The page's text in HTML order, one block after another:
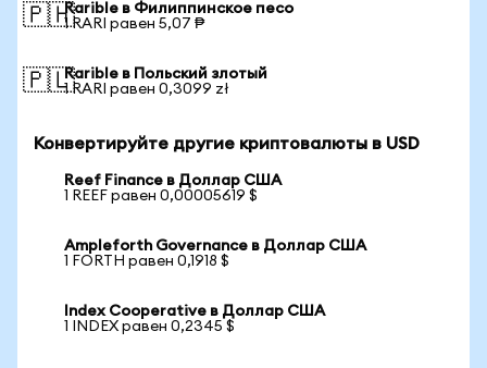
🇵🇭Rarible в Филиппинское песо
1 RARI равен 5,07 ₱
🇵🇱Rarible в Польский злотый
1 RARI равен 0,3099 zł
Конвертируйте другие криптовалюты в USD
Reef Finance в Доллар США
1 REEF равен 0,00005619 $
Ampleforth Governance в Доллар США
1 FORTH равен 0,1918 $
Index Cooperative в Доллар США
1 INDEX равен 0,2345 $